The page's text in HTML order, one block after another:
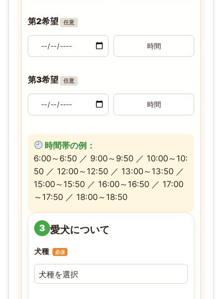
第2希望 任意
第3希望 任意
時間帯の例：
6:00～6:50 ／ 9:00～9:50 ／ 10:00～10:
50 ／ 12:00～12:50 ／ 13:00～13:50 ／
15:00～15:50 ／ 16:00～16:50 ／ 17:00
～17:50 ／ 18:00～18:50
3 愛犬について
犬種 必須